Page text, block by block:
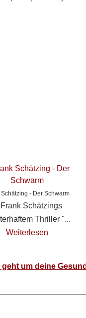
Schätzing - Der Schwarm
Frank Schätzings
Thriller "...
Weiterlesen
geht um deine